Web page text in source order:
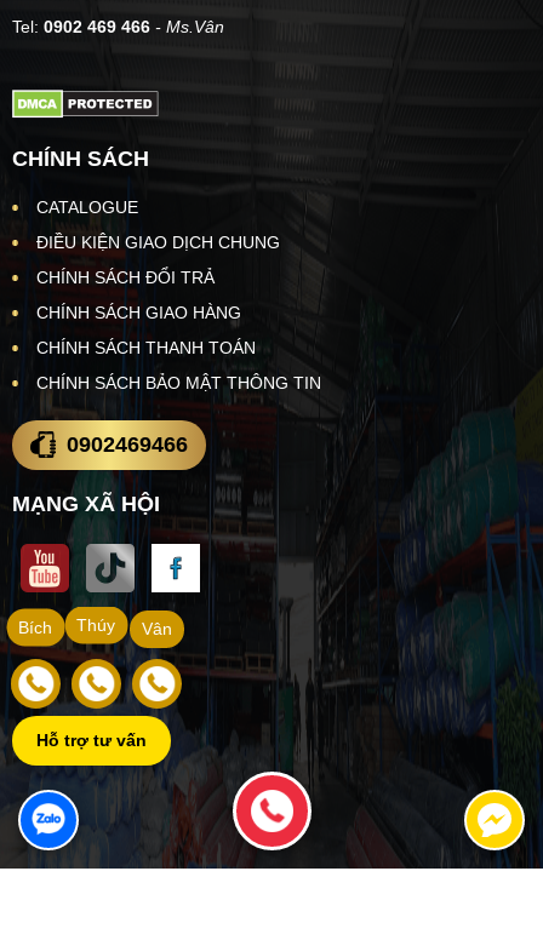
Tel: 0902 469 466 - Ms.Vân
CHÍNH SÁCH
CATALOGUE
ĐIỀU KIỆN GIAO DỊCH CHUNG
CHÍNH SÁCH ĐỔI TRẢ
CHÍNH SÁCH GIAO HÀNG
CHÍNH SÁCH THANH TOÁN
CHÍNH SÁCH BẢO MẬT THÔNG TIN
0902469466
MẠNG XÃ HỘI
Vân
Thúy
Bích
Hỗ trợ tư vấn